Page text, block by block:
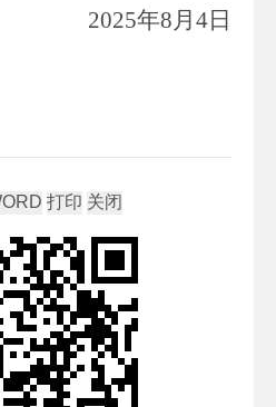
2025年8月 4日